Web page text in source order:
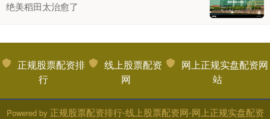
绝美稻田太治愈了
正规股票配资排
行
线上股票配资
网
网上正规实盘配资网
站
Powered by 正规股票配资排行-线上股票配资网-网上正规实盘配资